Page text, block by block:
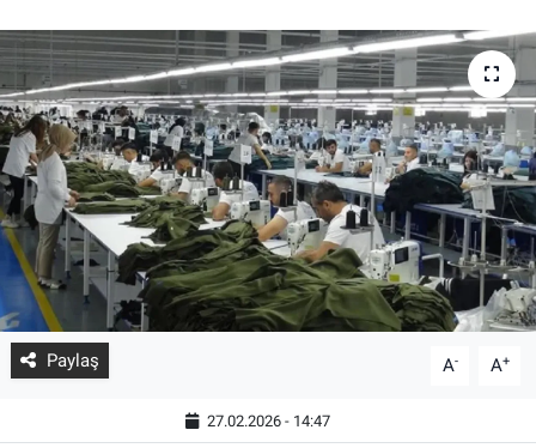
Paylaş A- A+
27.02.2026 - 14:47